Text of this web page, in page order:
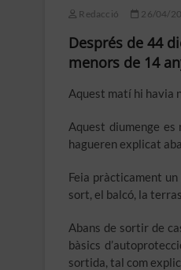
Redacció 26/04/
Després de 44
menors de 14
Aquest matí hi havia
Aquest diumenge es
hagueren explicat
Feia pràcticament
sort, el balcó, la
Abans de sortir de
bàsics
sortida, tal com